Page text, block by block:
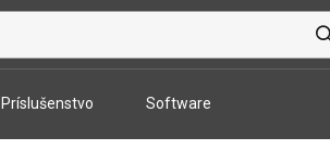
Príslušenstvo Software